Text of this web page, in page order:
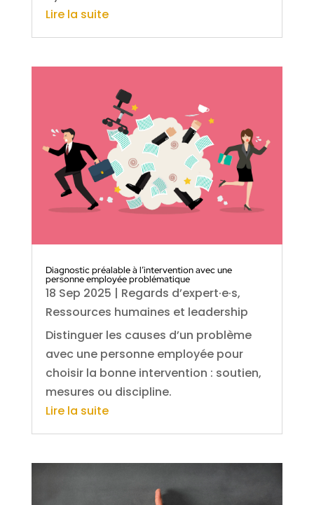
Lire la suite
Diagnostic préalable à l’intervention avec une
personne employée problématique
18 Sep 2025 | Regards d’expert·e·s,
Ressources humaines et leadership
Distinguer les causes d’un problème
avec une personne employée pour
choisir la bonne intervention : soutien,
mesures ou discipline.
Lire la suite